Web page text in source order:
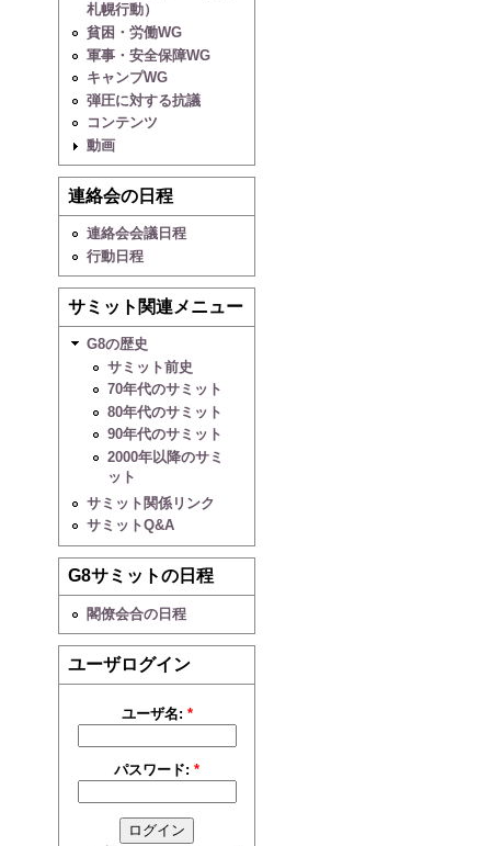
札幌行動）
貧困・労働WG
軍事・安全保障WG
キャンプWG
弾圧に対する抗議
コンテンツ
動画
連絡会の日程
連絡会会議日程
行動日程
サミット関連メニュー
G8の歴史
サミット前史
70年代のサミット
80年代のサミット
90年代のサミット
2000年以降のサミ
ット
サミット関係リンク
サミットQ&A
G8サミットの日程
閣僚会合の日程
ユーザログイン
ユーザ名: *
パスワード:*